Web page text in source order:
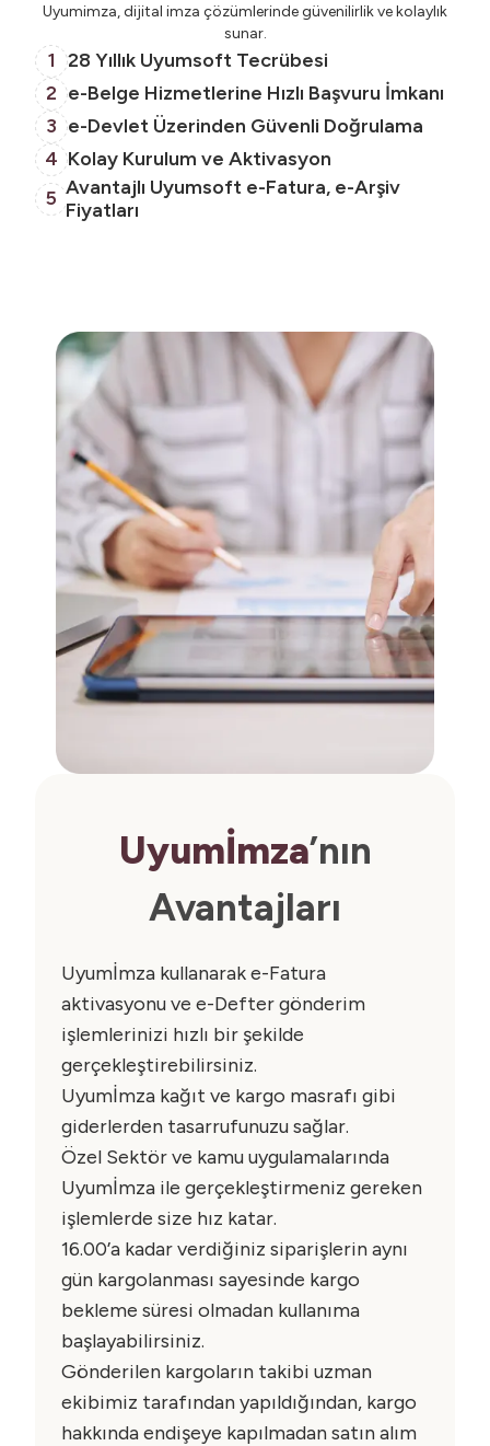
Uyumimza, dijital imza çözümlerinde güvenilirlik ve kolaylık
sunar.
1 28 Yıllık Uyumsoft Tecrübesi
2 e-Belge Hizmetlerine Hızlı Başvuru İmkanı
3 e-Devlet Üzerinden Güvenli Doğrulama
4 Kolay Kurulum ve Aktivasyon
5 Avantajlı Uyumsoft e-Fatura, e-Arşiv
Fiyatları
Uyumİmza’nın
Avantajları
Uyumİmza kullanarak e-Fatura
aktivasyonu ve e-Defter gönderim
işlemlerinizi hızlı bir şekilde
gerçekleştirebilirsiniz.
Uyumİmza kağıt ve kargo masrafı gibi
giderlerden tasarrufunuzu sağlar.
Özel Sektör ve kamu uygulamalarında
Uyumİmza ile gerçekleştirmeniz gereken
işlemlerde size hız katar.
16.00’a kadar verdiğiniz siparişlerin aynı
gün kargolanması sayesinde kargo
bekleme süresi olmadan kullanıma
başlayabilirsiniz.
Gönderilen kargoların takibi uzman
ekibimiz tarafından yapıldığından, kargo
hakkında endişeye kapılmadan satın alım